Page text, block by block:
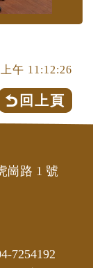
午 11:12:26
回上頁
崗路 1 號
7254192